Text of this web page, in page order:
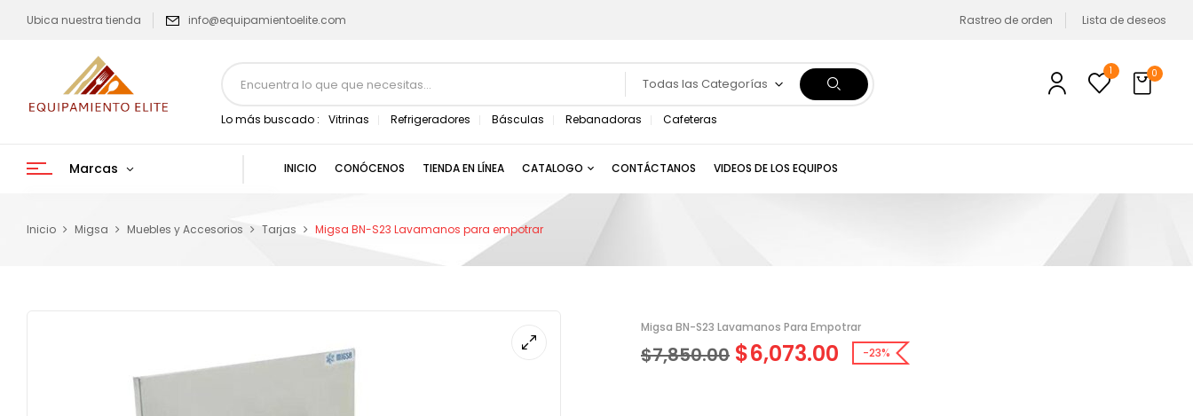
Ubica nuestra tienda info@equipamientoelite.com Rastreo de orden Lista de deseos
Todas las Categorías
Lo más buscado : Vitrinas Refrigeradores Básculas Rebanadoras Cafeteras
1 0
Marcas INICIO CONÓCENOS TIENDA EN LÍNEA CATALOGO CONTÁCTANOS VIDEOS DE LOS EQUIPOS
Inicio Migsa Muebles y Accesorios Tarjas Migsa BN-S23 Lavamanos para empotrar
Migsa BN-S23 Lavamanos Para Empotrar
$7,850.00 $6,073.00 -23%